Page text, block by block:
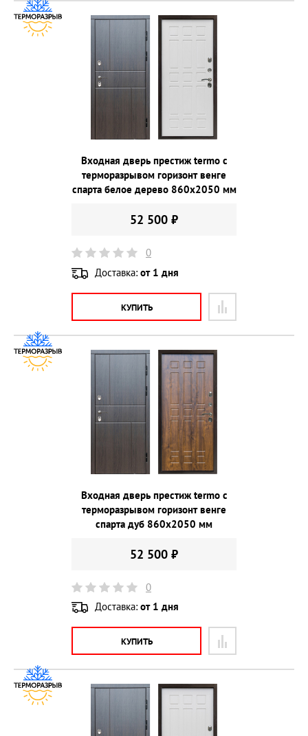
Входная дверь престиж termo с
терморазрывом горизонт венге
спарта белое дерево 860х2050 мм
52 500 ₽
0
Доставка: от 1 дня
КУПИТЬ
Входная дверь престиж termo с
терморазрывом горизонт венге
спарта дуб 860х2050 мм
52 500 ₽
0
Доставка: от 1 дня
КУПИТЬ